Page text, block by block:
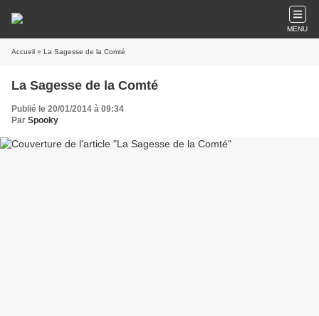
MENU
Accueil » La Sagesse de la Comté
La Sagesse de la Comté
Publié le 20/01/2014 à 09:34
Par Spooky